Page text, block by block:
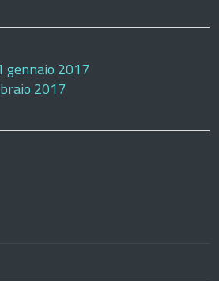
gennaio 2017
2017